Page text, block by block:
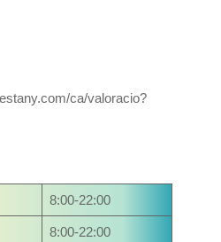
ca/valoracio?
8:00-22:00
8:00-22:00